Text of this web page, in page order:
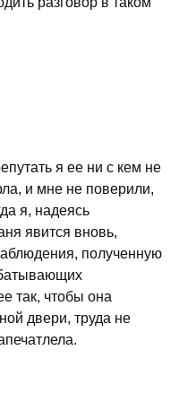
я ее ни с кем не
и мне не поверили,
я, надеясь
явится вновь,
полученную
так, чтобы она
двери, труда не